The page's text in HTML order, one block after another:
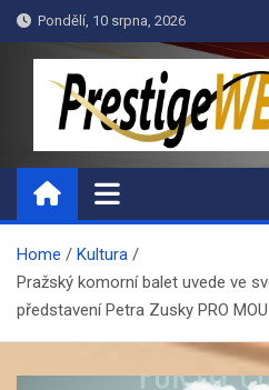
Skip
to
Pondělí, 10 srpna, 2026
PrestigeWEB
Home
Kultura
Pražský komorní balet uvede ve
představení Petra Zusky PRO